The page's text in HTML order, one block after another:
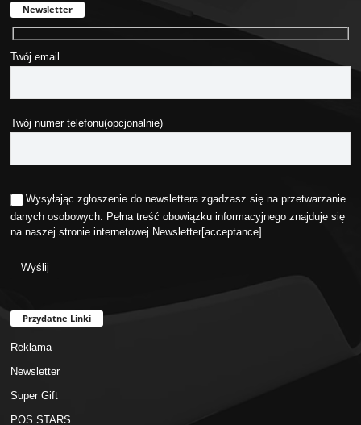
Newsletter
Twój email
Twój numer telefonu(opcjonalnie)
Wysyłając zgłoszenie do newslettera zgadzasz się na przetwarzanie
danych osobowych. Pełna treść obowiązku informacyjnego znajduje się
na naszej stronie internetowej Newsletter[acceptance]
Przydatne Linki
Reklama
Newsletter
Super Gift
POS STARS